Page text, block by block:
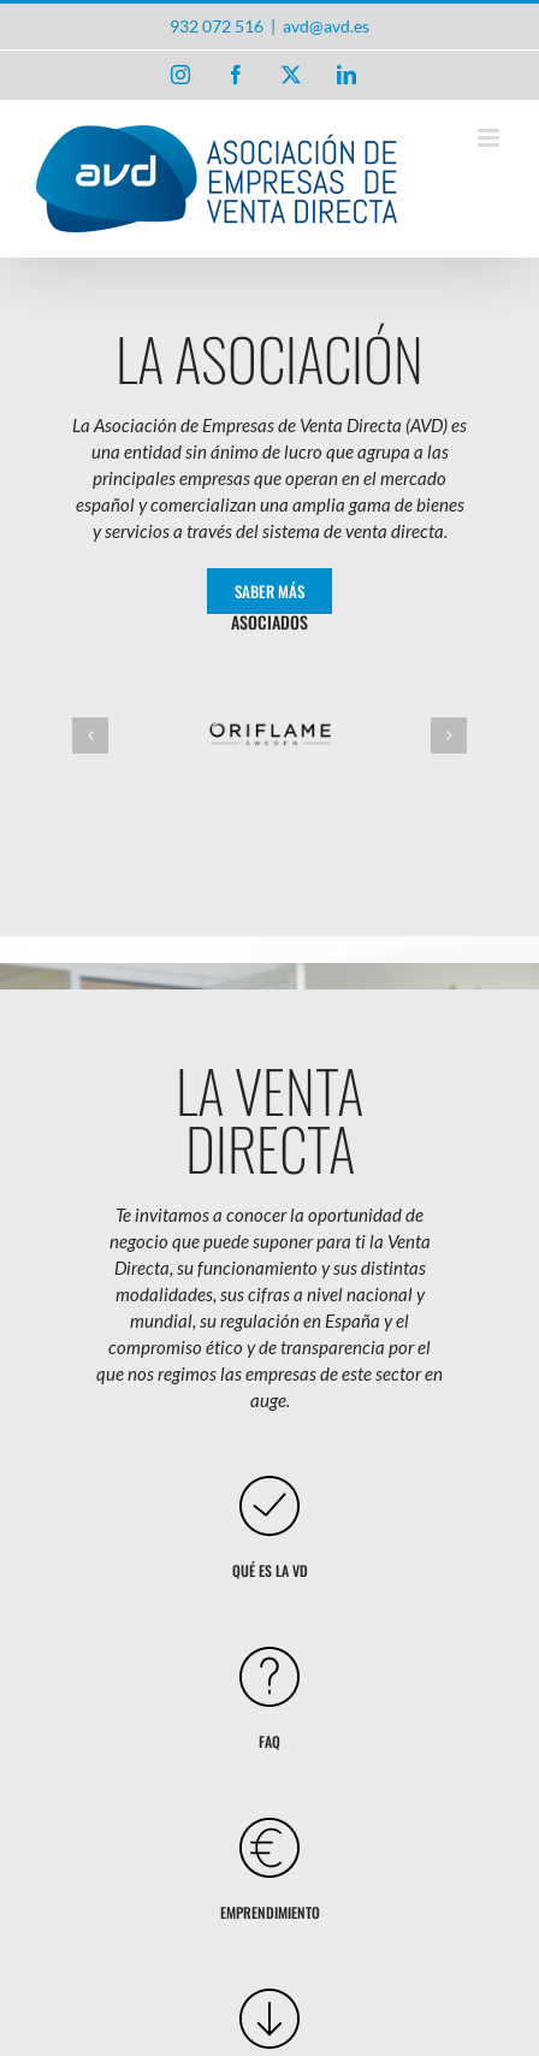
932 072 516 | avd@avd.es
InstagramFacebook LinkedIn
LA ASOCIACIÓN
La Asociación de Empresas de Venta Directa (AVD) es
una entidad sin ánimo de lucro que agrupa a las
principales empresas que operan en el mercado
español y comercializan una amplia gama de bienes
y servicios a través del sistema de venta directa.
SABER MÁS
ASOCIADOS
LA VENTA
DIRECTA
Te invitamos a conocer la oportunidad de
negocio que puede suponer para ti la Venta
Directa, su funcionamiento y sus distintas
modalidades, sus cifras a nivel nacional y
mundial, su regulación en España y el
compromiso ético y de transparencia por el
que nos regimos las empresas de este sector en
auge.
QUÉ ES LA VD
FAQ
EMPRENDIMIENTO